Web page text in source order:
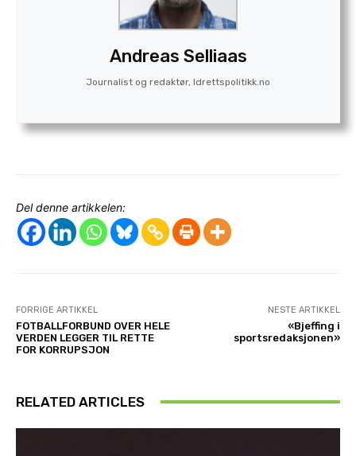
Andreas Selliaas
Journalist og redaktør, Idrettspolitikk.no
Del denne artikkelen:
FORRIGE ARTIKKEL
FOTBALLFORBUND OVER HELE
VERDEN LEGGER TIL RETTE
FOR KORRUPSJON
NESTE ARTIKKEL
«Bjeffing i
sportsredaksjonen»
RELATED ARTICLES